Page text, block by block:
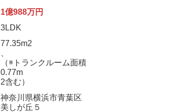
1億988万円
3LDK
77.35m2
（※トランクルーム面積
0.77m
2含む）
神奈川県横浜市青葉区
美しが丘５